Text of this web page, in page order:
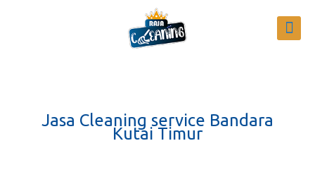
Jasa Cleaning service Bandara
Kutai Timur